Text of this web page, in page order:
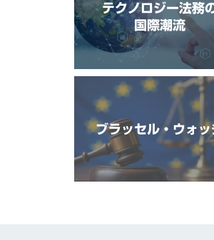
テクノロジー法務
国際潮流
ブラッセル・ウォッ